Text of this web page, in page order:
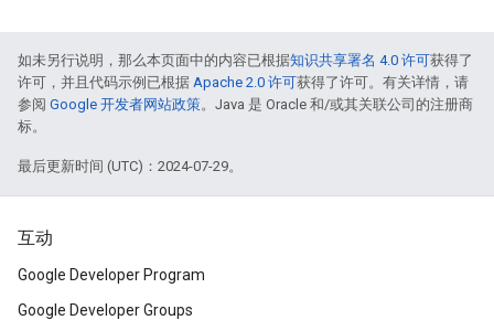
如未另行说明，那么本页面中的内容已根据知识共享署名 4.0 许可获得了
许可，并且代码示例已根据 Apache 2.0 许可获得了许可。有关详情，请
参阅 Google 开发者网站政策。Java 是 Oracle 和/或其关联公司的注册商
标。
最后更新时间 (UTC)：2024-07-29。
互动
Google Developer Program
Google Developer Groups